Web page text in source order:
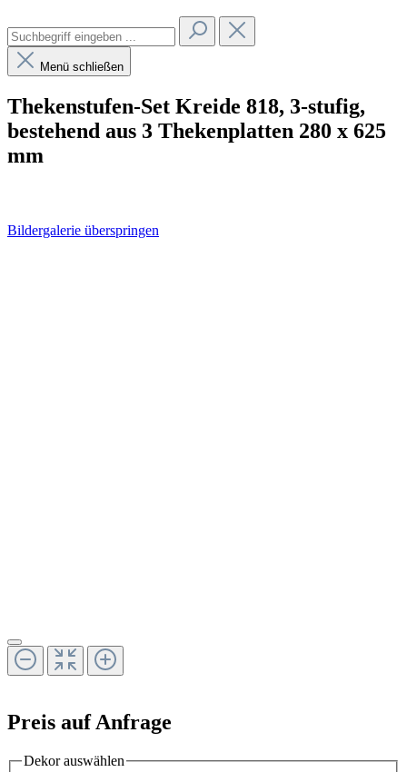
Menü schließen
Thekenstufen-Set Kreide 818, 3-stufig,
bestehend aus 3 Thekenplatten 280 x 625
mm
Bildergalerie überspringen
Preis auf Anfrage
Dekorauswählen